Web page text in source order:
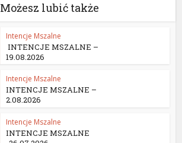
Możesz lubić także
Intencje Mszalne
INTENCJE MSZALNE –
19.08.2026
Intencje Mszalne
INTENCJE MSZALNE –
2.08.2026
Intencje Mszalne
INTENCJE MSZALNE